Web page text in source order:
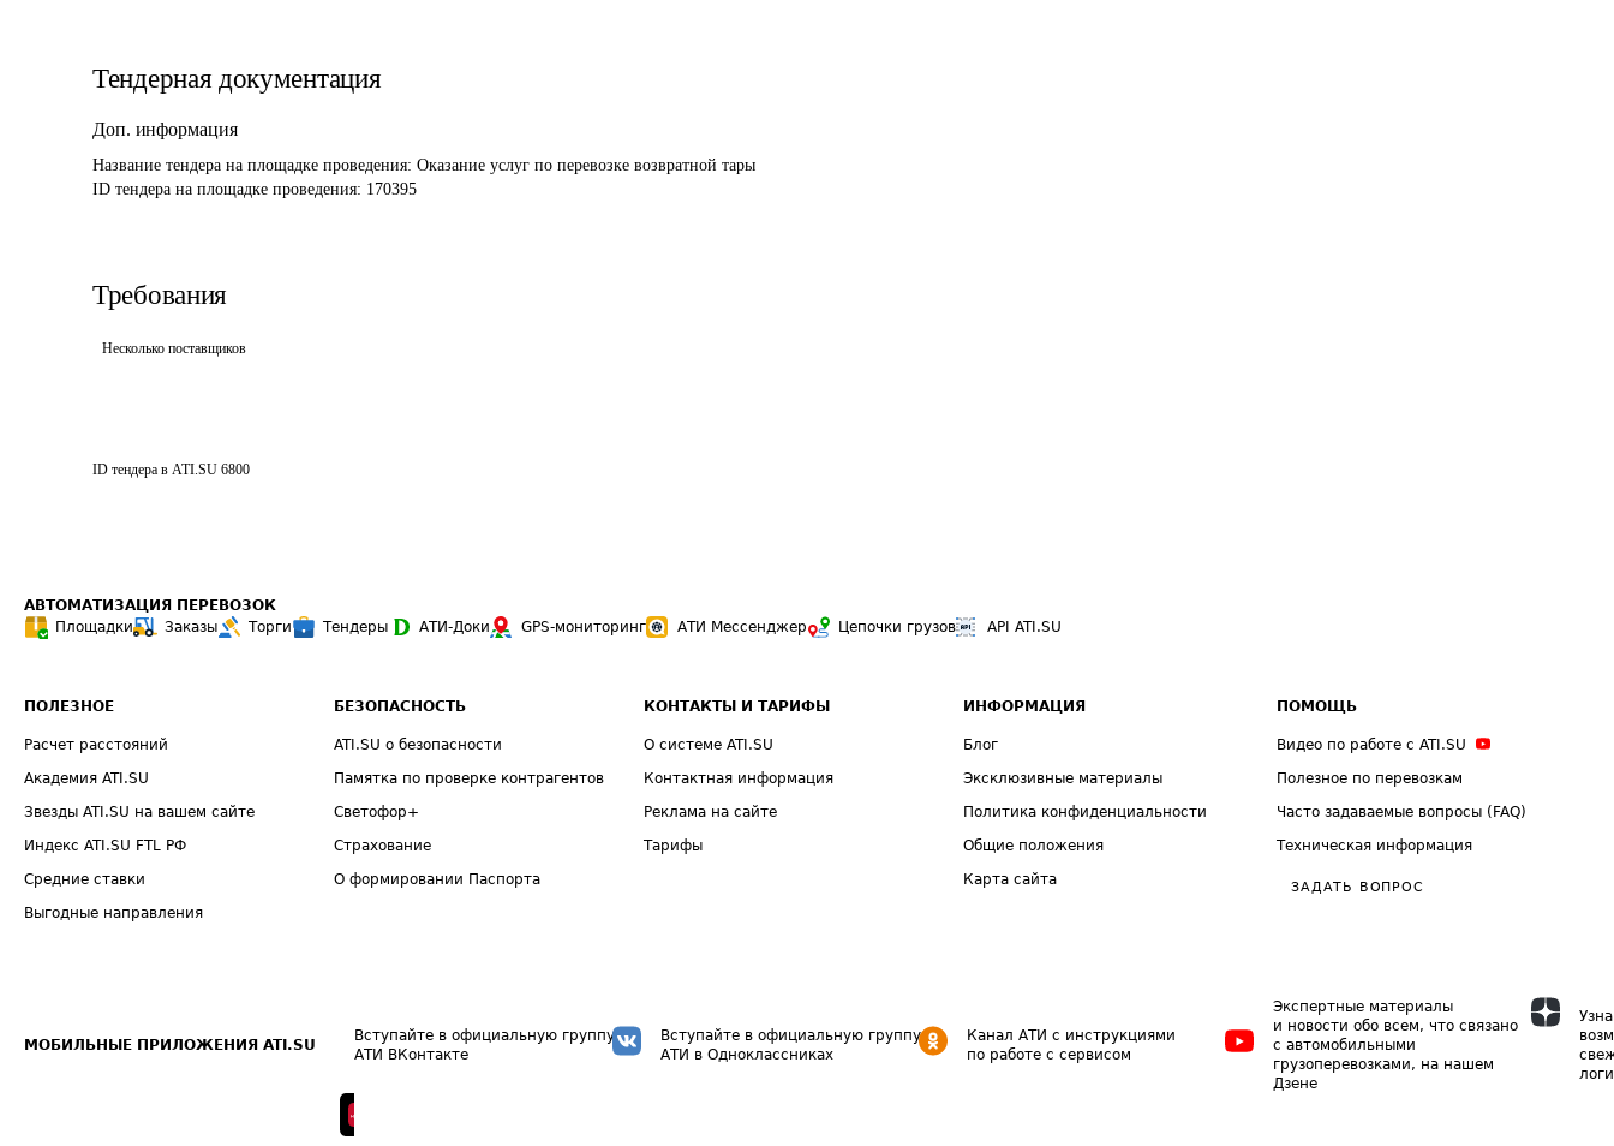
Тендерная документация
Доп. информация
Название тендера на площадке проведения: Оказание услуг по перевозке возвратной тары
ID тендера на площадке проведения: 170395
Требования
Несколько поставщиков
ID тендера в ATI.SU 6800
АВТОМАТИЗАЦИЯ ПЕРЕВОЗОК
Площадки
Заказы Торги Тендеры АТИ-Доки GPS-мониторинг АТИ Мессенджер Цепочки грузов API ATI.SU
ПОЛЕЗНОЕ
Расчет расстояний
Академия ATI.SU
Звезды ATI.SU на вашем сайте
Индекс ATI.SU FTL РФ
Средние ставки
Выгодные направления
БЕЗОПАСНОСТЬ
ATI.SU о безопасности
Памятка по проверке контрагентов
Светофор+
Страхование
О формировании Паспорта
КОНТАКТЫ И ТАРИФЫ
О системе ATI.SU
Контактная информация
Реклама на сайте
Тарифы
ИНФОРМАЦИЯ
Блог
Эксклюзивные материалы
Политика конфиденциальности
Общие положения
Карта сайта
ПОМОЩЬ
Видео по работе с ATI.SU
Полезное по перевозкам
Часто задаваемые вопросы (FAQ)
Техническая информация
ЗАДАТЬ ВОПРОС
МОБИЛЬНЫЕ ПРИЛОЖЕНИЯ ATI.SU
Вступайте в официальную группу
АТИ ВКонтакте
Вступайте в официальную группу
АТИ в Одноклассниках
Канал АТИ с инструкциями
по работе с сервисом
Экспертные материалы
и новости обо всем, что связано
с автомобильными
грузоперевозками, на нашем
Дзене